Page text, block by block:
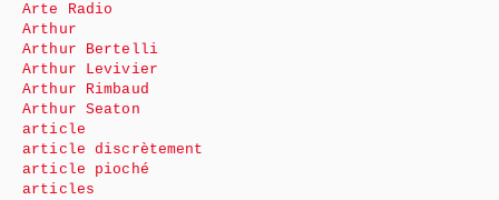
Arte Radio
Arthur
Arthur Bertelli
Arthur Levivier
Arthur Rimbaud
Arthur Seaton
article
article discrètement
article pioché
articles